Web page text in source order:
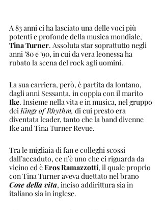
A 83 anni ci ha lasciato una delle voci più
potenti e profonde della musica mondiale,
Tina Turner. Assoluta star soprattutto negli
anni ’80 e ‘90, in cui da vera leonessa ha
rubato la scena del rock agli uomini.
La sua carriera, però, è partita da lontano,
dagli anni Sessanta, in coppia con il marito
Ike. Insieme nella vita e in musica, nel gruppo
dei Kings of Rhythm, di cui presto era
diventata leader, tanto che la band divenne
Ike and Tina Turner Revue.
Tra le migliaia di fan e colleghi scossi
dall’accaduto, ce n’è uno che ci riguarda da
vicino ed è Eros Ramazzotti, il quale proprio
con Tina Turner aveva duettato nel brano
Cose della vita, inciso addirittura sia in
italiano sia in inglese.